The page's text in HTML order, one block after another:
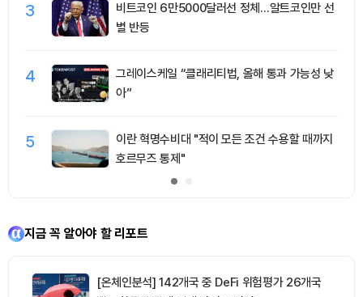
3
비트코인 6만5000달러선 정체…알트코인만 선
별 반등
4
그레이스케일 “클래리티법, 올해 통과 가능성 낮
아”
5
이란 혁명수비대 "적이 모든 조건 수용할 때까지
호르무즈 통제"
지금 꼭 알아야 할 리포트
[온체인분석] 142개국 중 DeFi 위험평가 26개국